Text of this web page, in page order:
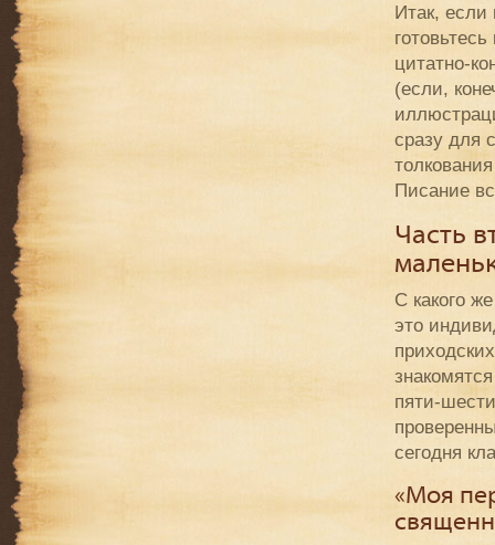
Итак,
цитатно-
(если,
сразу для
Писание
Часть
С какого
это
пяти-
сегодня
«Моя